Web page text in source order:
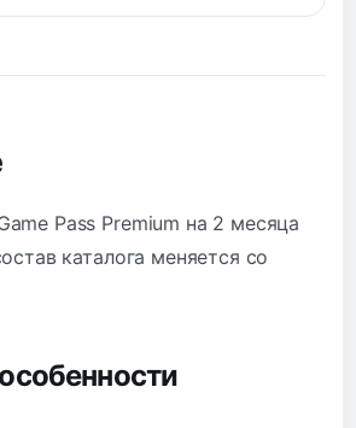
Pass Premium на 2 месяца
каталога меняется со